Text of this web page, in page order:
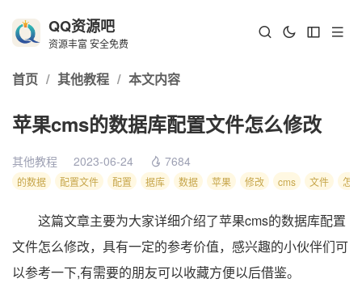
QQ资源吧
资源丰富 安全免费
首页 / 其他教程 / 本文内容
苹果cms的数据库配置文件怎么修改
其他教程 2023-06-24 7684
的数据 配置文件 配置 据库 数据 苹果 修改 cms 文件 怎么
这篇文章主要为大家详细介绍了苹果cms的数据库配置
文件怎么修改，具有一定的参考价值，感兴趣的小伙伴们可
以参考一下,有需要的朋友可以收藏方便以后借鉴。